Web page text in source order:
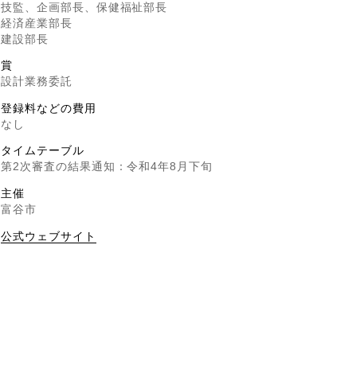
技監、企画部長、保健福祉部長
経済産業部長
建設部長
賞
設計業務委託
登録料などの費用
なし
タイムテーブル
第2次審査の結果通知：令和4年8月下旬
主催
富谷市
公式ウェブサイト